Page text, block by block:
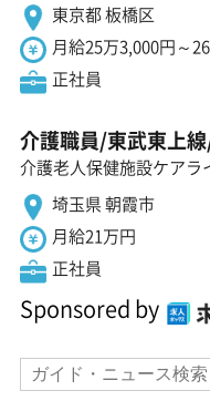
東京都 板橋区
月給25万3,000円～
正社員
介護職員/東武東上
介護老人保健施設ケアラ
埼玉県 朝霞市
月給21万円
正社員
Sponsored by